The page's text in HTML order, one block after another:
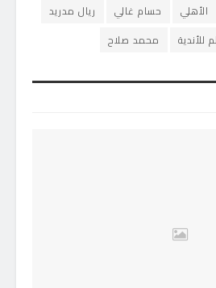
الأهلي حسام غالي
ريال مدريد
للأندية محمد صلاح